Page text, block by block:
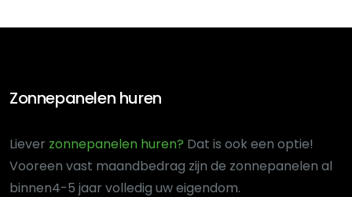
Zonnepanelen huren
Liever zonnepanelen huren? Dat is ook een optie!
Vooreen vast maandbedrag zijn de zonnepanelen al
binnen4-5 jaar volledig uw eigendom.